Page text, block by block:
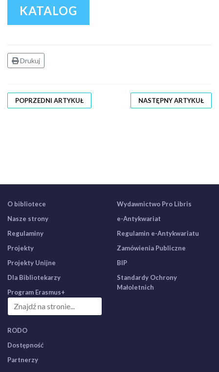
KATALOG
Drukuj
POPRZEDNI ARTYKUŁ NASTĘPNY ARTYKUŁ
O bibliotece
Nasze strony
Regulaminy
Projekty
Projekty Unijne
Dla Bibliotekarzy
Program Erasmus+
Wydawnictwo Pro Libris
e-Antykwariat
Regulamin e-Antykwariatu
Zamówienia Publiczne
BIP
Standardy Ochrony
Małoletnich
RODO
Dostępność
Partnerzy